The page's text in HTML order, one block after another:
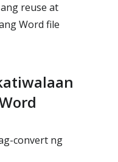
reuse at
Word file
convert ng